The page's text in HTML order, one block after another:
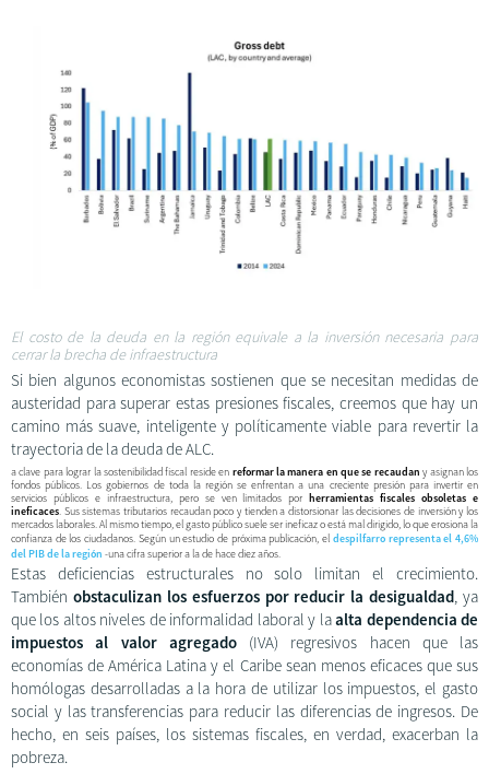
El costo de la deuda en la región equivale a la inversión necesaria para
cerrar la brecha de infraestructura
Si bien algunos economistas sostienen que se necesitan medidas de
austeridad para superar estas presiones fiscales, creemos que hay un
camino más suave, inteligente y políticamente viable para revertir la
trayectoria de la deuda de ALC.
a clave para lograr la sostenibilidad fiscal reside en reformar la manera en que se recaudan y asignan los
fondos públicos. Los gobiernos de toda la región se enfrentan a una creciente presión para invertir en
servicios públicos e infraestructura, pero se ven limitados por
herramientas fiscales obsoletas e
ineficaces. Sus sistemas tributarios recaudan poco y tienden a distorsionar las decisiones de inversión y los
mercados laborales. Al mismo tiempo, el gasto público suele ser ineficaz o está mal dirigido, lo que erosiona la
confianza de los ciudadanos. Según un estudio de próxima publicación, el despilfarro representa el 4,6%
del PIB de la región -una cifra superior a la de hace diez años.
Estas deficiencias estructurales no solo limitan el crecimiento.
También obstaculizan los esfuerzos por reducir la desigualdad, ya
que los altos niveles de informalidad laboral y laalta dependencia de
impuestos al valor agregado
(IVA) regresivos hacen que las
economías de América Latina y el Caribe sean menos eficaces que sus
homólogas desarrolladas a la hora de utilizar los impuestos, el gasto
social y las transferencias para reducir las diferencias de ingresos. De
hecho, en seis países, los sistemas fiscales, en verdad, exacerban la
pobreza.